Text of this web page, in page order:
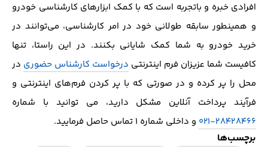
افرادی خبره و باتجربه است که با کمک ابزارهای کارشناسی خودرو
و همینطور سابقه طولانی خود در امر کارشناسی، می‌توانند در
خرید خودرو به شما کمک شایانی بکنند. در این راستا، تنها
کافیست شما عزیزان فرم اینترنتی درخواست کارشناس حضوری در
محل را پر کرده و در صورتی که با پر کردن فرم‌های اینترنتی و
فرآیند پرداخت آنلاین مشکل دارید، می توانید با شماره
۲۸۴۲۸۴۶۶-۰۲۱
و داخلی شماره ۱ تماس حاصل فرمایید.
برچسب‌ها